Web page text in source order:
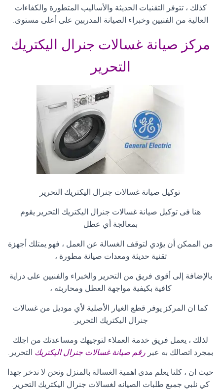
كذلك ، تتوفر التقنيات الحديثة والأساليب المتطورة والكفاءات
العالية من الفنيين وخبراء الصيانة المدربين على أعلى مستوى.
مركز صيانة غسالات جنرال اليكتريك
التحرير
توكيل صيانة غسالات جنرال اليكتريك التحرير
هنا فى توكيل صيانة غسالات جنرال اليكتريك التحرير يقوم
بمعالجة أي عطل
من الممكن أن يؤدي لتوقف الغسالة عن العمل ، فهو يمتلك أجهزة
تقنية حديثة ومعدات صيانة مطورة ،
بالإضافة إلى أقوى فريق من التحرير والخبراء والفنيين على دراية
كافية بكيفية مواجهة العطل ومحاربته ،
كما ان المركز يوفر قطع الغيار الأصلية لأي موديل من غسالات
جنرال اليكتريك التحرير .
لذلك ، يعمل فريق خدمة العملاء لتوجيهك ومساعدتك من اجلك
بمجرد اتصالك به عبر رقم صيانة غسالات جنرال اليكتريك التحرير .
حيث ان ، كلنا يعلم مدى اهمية الغسالة بالمنزل ونحن لا ندخر جهدا
كي نلبي جميع طلبات الصيانه لغسالات جنرال اليكتريك التحرير .